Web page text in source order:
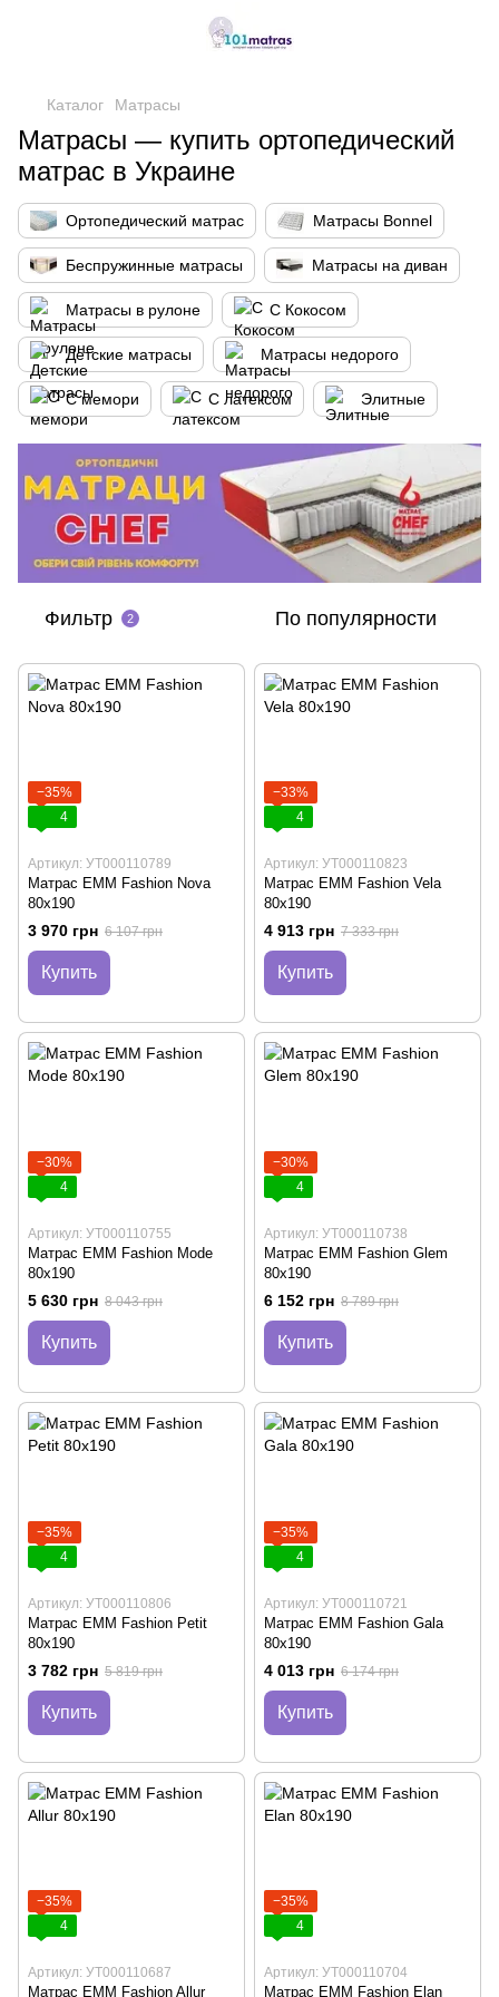
Каталог Матрасы
Матрасы — купить ортопедический
матрас в Украине
Ортопедический матрас Матрасы Bonnel
Беспружинные матрасы Матрасы на диван
Матрасы в рулоне С Кокосом
Детские матрасы Матрасы недорого
С мемори С латексом Элитные
Фильтр 2 По популярности
−35%
4
Артикул: УТ000110789
Матрас EMM Fashion Nova
80х190
3 970 грн 6 107 грн
Купить
−33%
4
Артикул: УТ000110823
Матрас EMM Fashion Vela
80х190
4 913 грн 7 333 грн
Купить
−30%
4
Артикул: УТ000110755
Матрас EMM Fashion Mode
80х190
5 630 грн 8 043 грн
Купить
−30%
4
Артикул: УТ000110738
Матрас EMM Fashion Glem
80х190
6 152 грн 8 789 грн
Купить
−35%
4
Артикул: УТ000110806
Матрас EMM Fashion Petit
80х190
3 782 грн 5 819 грн
Купить
−35%
4
Артикул: УТ000110721
Матрас EMM Fashion Gala
80х190
4 013 грн 6 174 грн
Купить
−35%
4
Артикул: УТ000110687
Матрас EMM Fashion Allur
−35%
4
Артикул: УТ000110704
Матрас EMM Fashion Elan